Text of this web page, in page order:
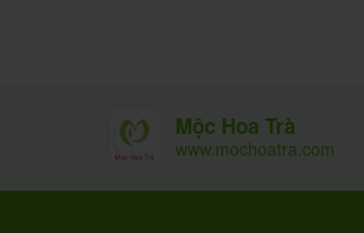
thời gian, sử dụng kem đánh
bám ở kẽ răng vànước súc
Mộc Hoa Trà
www.mochoatra.com